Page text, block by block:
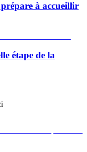
prépare à accueillir
étape de la